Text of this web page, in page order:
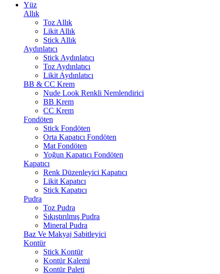
Yüz
Allık
Toz Allık
Likit Allık
Stick Allık
Aydınlatıcı
Stick Aydınlatıcı
Toz Aydınlatıcı
Likit Aydınlatıcı
BB & CC Krem
Nude Look Renkli Nemlendirici
BB Krem
CC Krem
Fondöten
Stick Fondöten
Orta Kapatıcı Fondöten
Mat Fondöten
Yoğun Kapatıcı Fondöten
Kapatıcı
Renk Düzenleyici Kapatıcı
Likit Kapatıcı
Stick Kapatıcı
Pudra
Toz Pudra
Sıkıştırılmış Pudra
Mineral Pudra
Baz Ve Makyaj Sabitleyici
Kontür
Stick Kontür
Kontür Kalemi
Kontür Paleti